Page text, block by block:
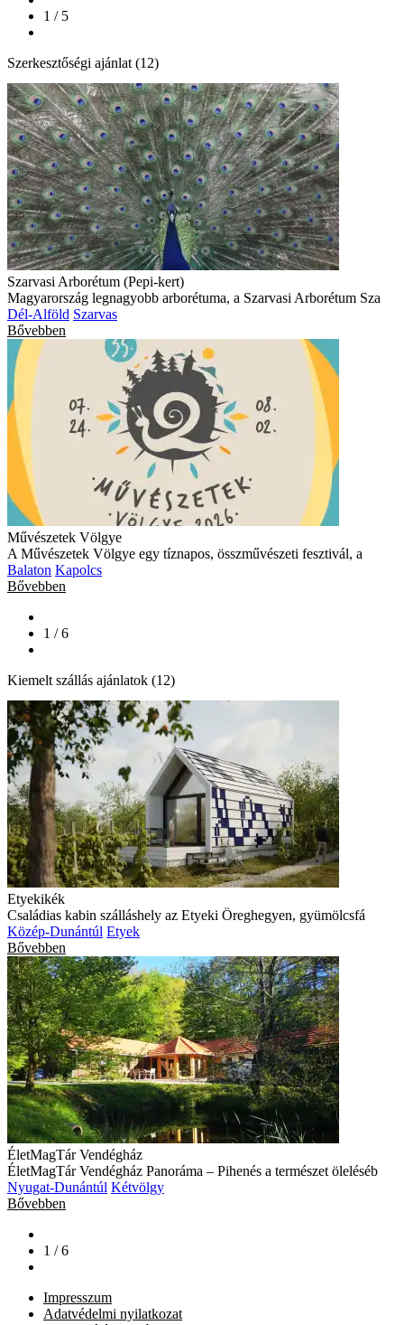
1 / 5
Szerkesztőségi ajánlat (12)
Szarvasi Arborétum (Pepi-kert)
Magyarország legnagyobb arborétuma, a Szarvasi Arborétum Sza
Dél-Alföld Szarvas
Bővebben
Művészetek Völgye
A Művészetek Völgye egy tíznapos, összművészeti fesztivál, a
Balaton Kapolcs
Bővebben
1 / 6
Kiemelt szállás ajánlatok (12)
Etyekikék
Családias kabin szálláshely az Etyeki Öreghegyen, gyümölcsfá
Közép-Dunántúl Etyek
Bővebben
ÉletMagTár Vendégház
ÉletMagTár Vendégház Panoráma – Pihenés a természet öleléséb
Nyugat-Dunántúl Kétvölgy
Bővebben
1 / 6
Impresszum
Adatvédelmi nyilatkozat